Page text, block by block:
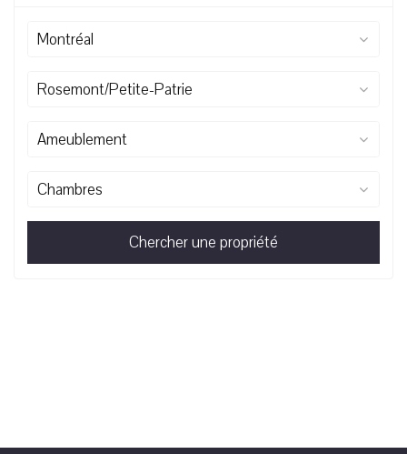
Montréal
Rosemont/Petite-Patrie
Ameublement
Chambres
Chercher une propriété